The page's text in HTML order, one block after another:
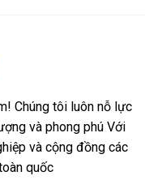
Chúng tôi luôn nỗ lực
và phong phú Với
và cộng đồng các
quốc